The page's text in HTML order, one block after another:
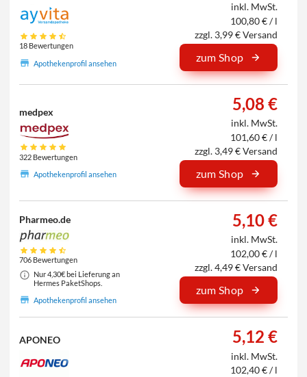
18 Bewertungen
Apothekenprofil ansehen
inkl. MwSt.
100,80 € / l
zzgl. 3,99 € Versand
zum Shop
medpex
322 Bewertungen
Apothekenprofil ansehen
5,08 €
inkl. MwSt.
101,60 € / l
zzgl. 3,49 € Versand
zum Shop
Pharmeo.de
706 Bewertungen
Nur 4,30€ bei Lieferung an
Hermes PaketShops.
Apothekenprofil ansehen
5,10 €
inkl. MwSt.
102,00 € / l
zzgl. 4,49 € Versand
zum Shop
APONEO 5,12 €
inkl. MwSt.
102,40 € / l